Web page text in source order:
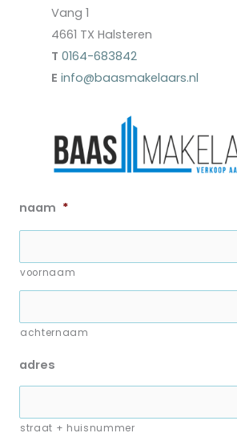
Vang 1
4661 TX Halsteren
T 0164-683842
E info@baasmakelaars.nl
naam *
voornaam
achternaam
adres
straat + huisnummer